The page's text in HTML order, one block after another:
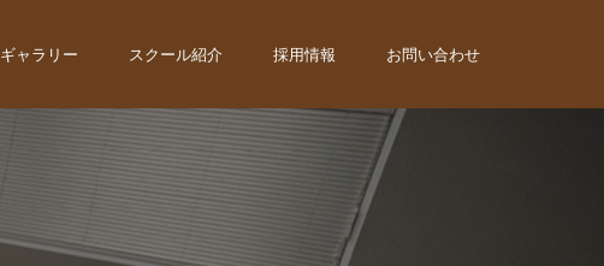
ギャラリー スクール紹介 採用情報 お問い合わせ